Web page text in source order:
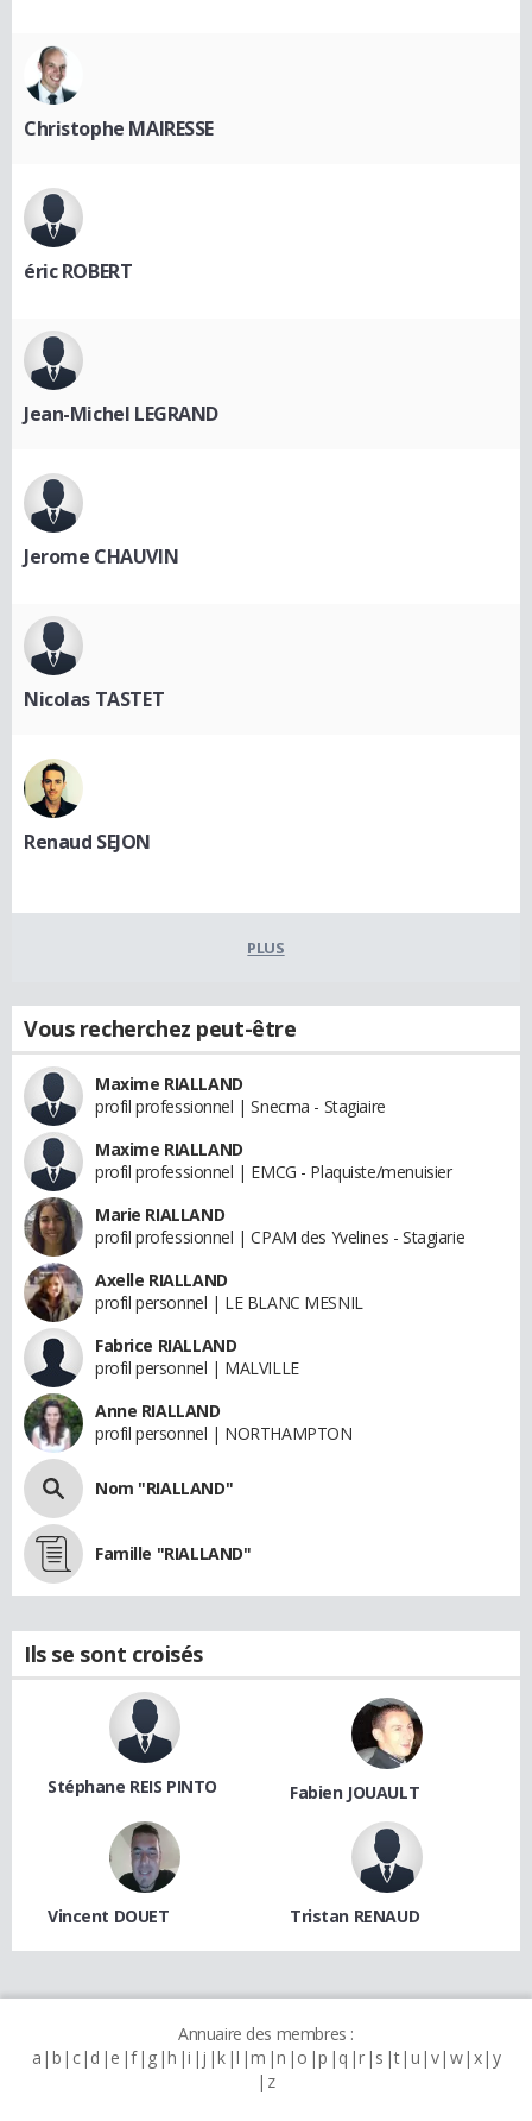
Christophe MAIRESSE
éric ROBERT
Jean-Michel LEGRAND
Jerome CHAUVIN
Nicolas TASTET
Renaud SEJON
PLUS
Vous recherchez peut-être
Maxime RIALLAND
profil professionnel | Snecma - Stagiaire
Maxime RIALLAND
profil professionnel | EMCG - Plaquiste/menuisier
Marie RIALLAND
profil professionnel | CPAM des Yvelines - Stagiarie
Axelle RIALLAND
profil personnel | LE BLANC MESNIL
Fabrice RIALLAND
profil personnel | MALVILLE
Anne RIALLAND
profil personnel | NORTHAMPTON
Nom "RIALLAND"
Famille "RIALLAND"
Ils se sont croisés
Stéphane REIS PINTO Fabien JOUAULT
Vincent DOUET Tristan RENAUD
Annuaire des membres :
a b c d e f g h i j k l m n o p q r s t u v w x y
z